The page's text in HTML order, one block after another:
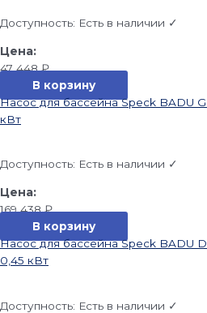
Доступность: Есть в наличии ✓
47 448₽
В корзину
Насос для бассейна Speck BADU
кВт
Доступность: Есть в наличии ✓
169 438₽
В корзину
Насос для бассейна Speck BADU
0,45 кВт
Доступность: Есть в наличии ✓